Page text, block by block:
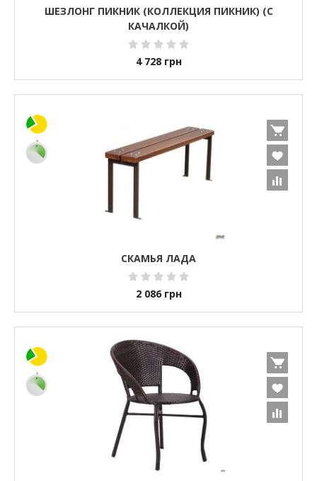
ШЕЗЛОНГ ПИКНИК (КОЛЛЕКЦИЯ ПИКНИК) (С
КАЧАЛКОЙ)
4 728 грн
СКАМЬЯ ЛАДА
2 086 грн